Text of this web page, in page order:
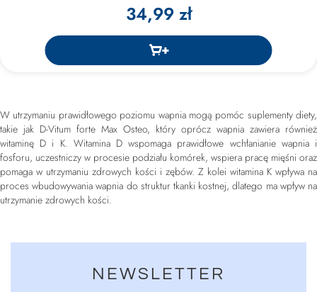
34,99 zł
W utrzymaniu prawidłowego poziomu wapnia mogą pomóc suplementy diety,
takie jak D-Vitum forte Max Osteo, który oprócz wapnia zawiera również
witaminę D i K. Witamina D wspomaga prawidłowe wchłanianie wapnia i
fosforu, uczestniczy w procesie podziału komórek, wspiera pracę mięśni oraz
pomaga w utrzymaniu zdrowych kości i zębów. Z kolei witamina K wpływa na
proces wbudowywania wapnia do struktur tkanki kostnej, dlatego ma wpływ na
utrzymanie zdrowych kości.
NEWSLETTER